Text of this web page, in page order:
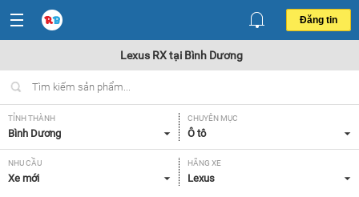
Đăng tin
Lexus RX tại Bình Dương
TỈNH THÀNH
Bình Dương
CHUYÊN MỤC
Ô tô
NHU CẦU
Xe mới
HÃNG XE
Lexus